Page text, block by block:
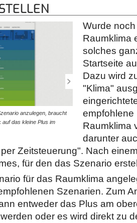
anzulegen, braucht
auf das kleine Plus im
© diybook | So ist es
drei verschiedene
sind Frostwarnung,…
Wurde
Raumklima
solches
Startseite
Dazu wird
"Klima"
empfohlene
Raumklima
darunter
Zeitsteuerung". Nach
für den das Szenario
für das Raumklima
Szenarien. Zum
entweder das Plus am
oder es wird direkt zu